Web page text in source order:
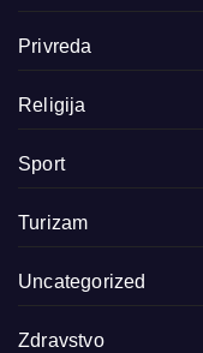
Privreda
Religija
Sport
Turizam
Uncategorized
Zdravstvo